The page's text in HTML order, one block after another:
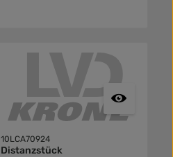
10LCA70924
Distanzstück